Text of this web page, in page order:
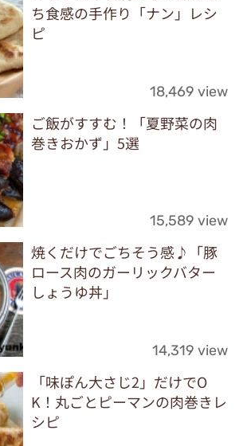
ち食感の手作り「ナン」レシ
ピ
18,469 view
ご飯がすすむ！「夏野菜の肉
巻きおかず」5選
15,589 view
焼くだけでごちそう感♪「豚
ロース肉のガーリックバター
しょうゆ丼」
14,319 view
「味ぽん大さじ2」だけでO
K！丸ごとピーマンの肉巻きレ
シピ